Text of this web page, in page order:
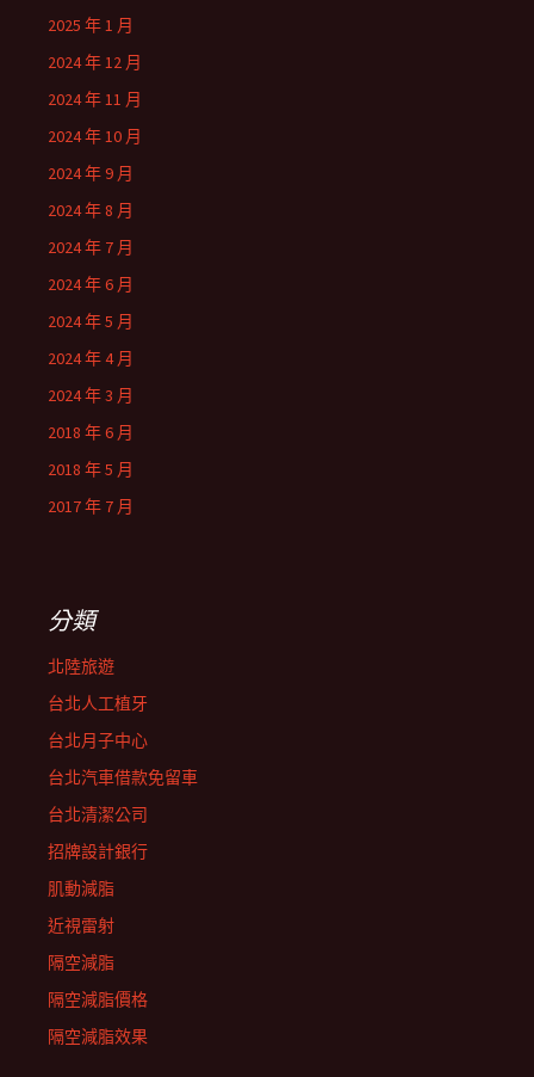
2025 年 1 月
2024 年 12 月
2024 年 11 月
2024 年 10 月
2024 年 9 月
2024 年 8 月
2024 年 7 月
2024 年 6 月
2024 年 5 月
2024 年 4 月
2024 年 3 月
2018 年 6 月
2018 年 5 月
2017 年 7 月
分類
北陸旅遊
台北人工植牙
台北月子中心
台北汽車借款免留車
台北清潔公司
招牌設計銀行
肌動減脂
近視雷射
隔空減脂
隔空減脂價格
隔空減脂效果